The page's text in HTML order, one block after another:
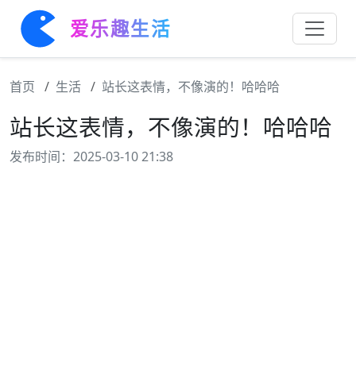
爱乐趣生活
首页 生活 站长这表情，不像演的！哈哈哈
站长这表情，不像演的！哈哈哈
发布时间：2025-03-10 21:38